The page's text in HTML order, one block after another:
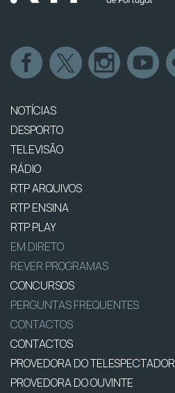
NOTÍCIAS
DESPORTO
TELEVISÃO
RÁDIO
RTP ARQUIVOS
RTP ENSINA
RTP PLAY
EM DIRETO
REVER PROGRAMAS
CONCURSOS
PERGUNTAS FREQUENTES
CONTACTOS
CONTACTOS
PROVEDORA DO TELESPECTADOR
PROVEDORA DO OUVINTE